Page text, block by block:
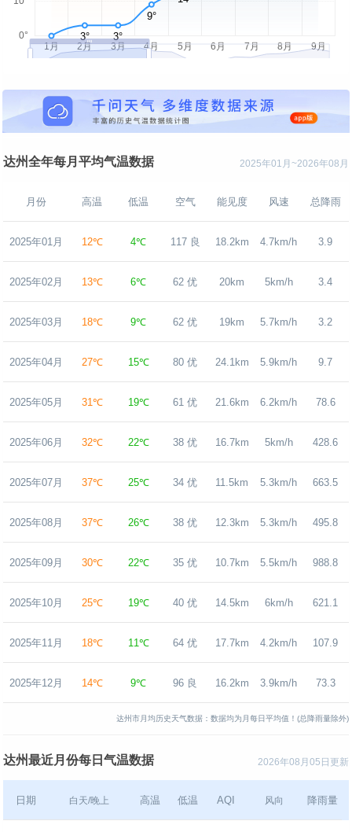
2025年01月~2026年08月
达州全年每月平均气温数据
月份 高温 低温 空气 能见度 风速 总降雨
2025年01月 12℃ 4℃ 117 良 18.2km 4.7km/h 3.9
2025年02月 13℃ 6℃ 62 优 20km 5km/h 3.4
2025年03月 18℃ 9℃ 62 优 19km 5.7km/h 3.2
2025年04月 27℃ 15℃ 80 优 24.1km 5.9km/h 9.7
2025年05月 31℃ 19℃ 61 优 21.6km 6.2km/h 78.6
2025年06月 32℃ 22℃ 38 优 16.7km 5km/h 428.6
2025年07月 37℃ 25℃ 34 优 11.5km 5.3km/h 663.5
2025年08月 37℃ 26℃ 38 优 12.3km 5.3km/h 495.8
2025年09月 30℃ 22℃ 35 优 10.7km 5.5km/h 988.8
2025年10月 25℃ 19℃ 40 优 14.5km 6km/h 621.1
2025年11月 18℃ 11℃ 64 优 17.7km 4.2km/h 107.9
2025年12月 14℃ 9℃ 96 良 16.2km 3.9km/h 73.3
达州市月均历史天气数据：数据均为月每日平均值！(总降雨量除外)
2026年08月05日更新
达州最近月份每日气温数据
日期 白天/晚上 高温 低温 AQI 风向 降雨量